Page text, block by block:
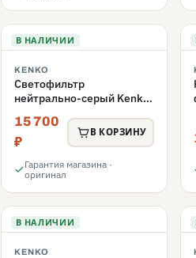
В НАЛИЧИИ
KENKO
Светофильтр
нейтрально-серый Kenko
переменной плотностью
ND3-ND400 77mm
15 700
₽
В КОРЗИНУ
Гарантия магазина ·
оригинал
В НАЛИЧИИ
KENKO